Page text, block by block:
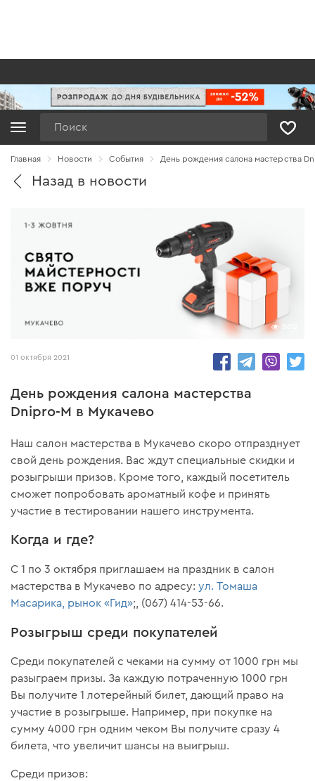
Главная Новости Cобытия День рождения салона мастерства
Назад в новости
01 октября 2021
День рождения салона мастерства
Dnipro-M в Мукачево
Наш салон мастерства в Мукачево скоро отпразднует
свой день рождения. Вас ждут специальные скидки и
розыгрыши призов. Кроме того, каждый посетитель
сможет попробовать ароматный кофе и принять
участие в тестировании нашего инструмента.
Когда и где?
С 1 по 3 октября приглашаем на праздник в салон
мастерства в Мукачево по адресу:ул. Томаша
Масарика, рынок «Гид»;, (067) 414-53-66.
Розыгрыш среди покупателей
Среди покупателей с чеками на сумму от 1000 грн мы
разыграем призы. За каждую потраченную 1000 грн
Вы получите 1 лотерейный билет, дающий право на
участие в розыгрыше. Например, при покупке на
сумму 4000 грн одним чеком Вы получите сразу 4
билета, что увеличит шансы на выигрыш.
Среди призов: